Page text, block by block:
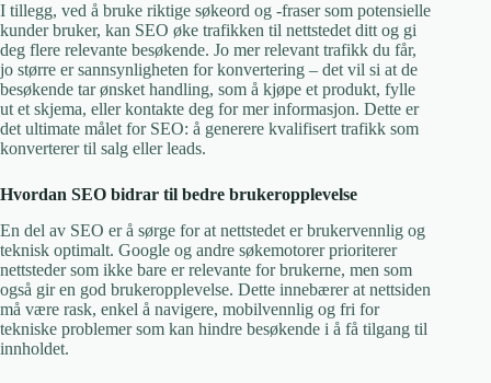
I tillegg, ved å bruke riktige søkeord og -fraser som potensielle
kunder bruker, kan SEO øke trafikken til nettstedet ditt og gi
deg flere relevante besøkende. Jo mer relevant trafikk du får,
jo større er sannsynligheten for konvertering – det vil si at de
besøkende tar ønsket handling, som å kjøpe et produkt, fylle
ut et skjema, eller kontakte deg for mer informasjon. Dette er
det ultimate målet for SEO: å generere kvalifisert trafikk som
konverterer til salg eller leads.
Hvordan SEO bidrar til bedre brukeropplevelse
En del av SEO er å sørge for at nettstedet er brukervennlig og
teknisk optimalt. Google og andre søkemotorer prioriterer
nettsteder som ikke bare er relevante for brukerne, men som
også gir en god brukeropplevelse. Dette innebærer at nettsiden
må være rask, enkel å navigere, mobilvennlig og fri for
tekniske problemer som kan hindre besøkende i å få tilgang til
innholdet.